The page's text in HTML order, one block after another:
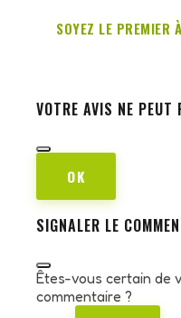
SOYEZ LE PREMIER
VOTRE AVIS NE PEUT
OK
SIGNALER LE
Êtes-vous certain de
commentaire ?